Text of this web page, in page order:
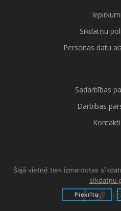
Iepirkumi
Sīkdatņu
Personas datu
Sadarbības
Darbības
Kontakti
Šajā vietnē tiek izmantotas
sīkdatņu
Piekrītu